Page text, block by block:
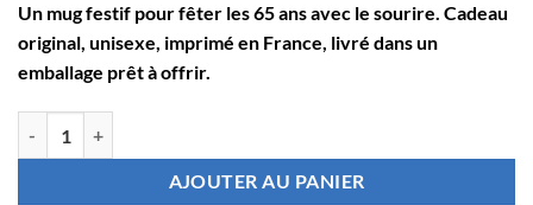
Un mug festif pour fêter les 65 ans avec le sourire. Cadeau
original, unisexe, imprimé en France, livré dans un
emballage prêt à offrir.
AJOUTER AU PANIER